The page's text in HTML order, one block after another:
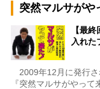
突然マルサがや
【最
入れ
2009年12月に発行さ
『突然マルサがやっ